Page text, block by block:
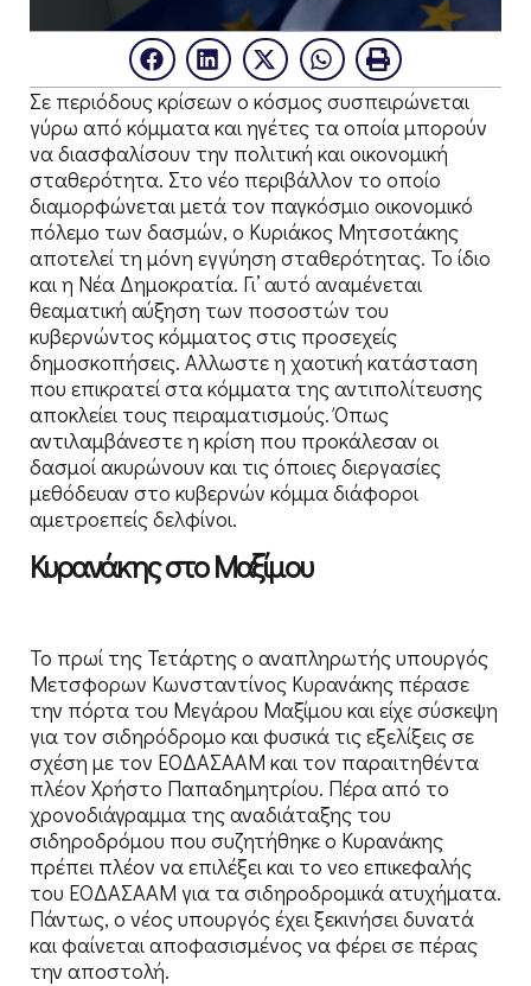
Σε περιόδους κρίσεων ο κόσμος συσπειρώνεται
γύρω από κόμματα και ηγέτες τα οποία μπορούν
να διασφαλίσουν την πολιτική και οικονομική
σταθερότητα. Στο νέο περιβάλλον το οποίο
διαμορφώνεται μετά τον παγκόσμιο οικονομικό
πόλεμο των δασμών, ο Κυριάκος Μητσοτάκης
αποτελεί τη μόνη εγγύηση σταθερότητας. Το ίδιο
και η Νέα Δημοκρατία. Γι’ αυτό αναμένεται
θεαματική αύξηση των ποσοστών του
κυβερνώντος κόμματος στις προσεχείς
δημοσκοπήσεις. Αλλωστε η χαοτική κατάσταση
που επικρατεί στα κόμματα της αντιπολίτευσης
αποκλείει τους πειραματισμούς. Όπως
αντιλαμβάνεστε η κρίση που προκάλεσαν οι
δασμοί ακυρώνουν και τις όποιες διεργασίες
μεθόδευαν στο κυβερνών κόμμα διάφοροι
αμετροεπείς δελφίνοι.
Κυρανάκης στο Μαξίμου
Το πρωί της Τετάρτης ο αναπληρωτής υπουργός
Μετσφορων Κωνσταντίνος Κυρανάκης πέρασε
την πόρτα του Μεγάρου Μαξίμου και είχε σύσκεψη
για τον σιδηρόδρομο και φυσικά τις εξελίξεις σε
σχέση με τον ΕΟΔΑΣΑΑΜ και τον παραιτηθέντα
πλέον Χρήστο Παπαδημητρίου. Πέρα από το
χρονοδιάγραμμα της αναδιάταξης του
σιδηροδρόμου που συζητήθηκε ο Κυρανάκης
πρέπει πλέον να επιλέξει και το νεο επικεφαλής
του ΕΟΔΑΣΑΑΜ για τα σιδηροδρομικά ατυχήματα.
Πάντως, ο νέος υπουργός έχει ξεκινήσει δυνατά
και φαίνεται αποφασισμένος να φέρει σε πέρας
την αποστολή.